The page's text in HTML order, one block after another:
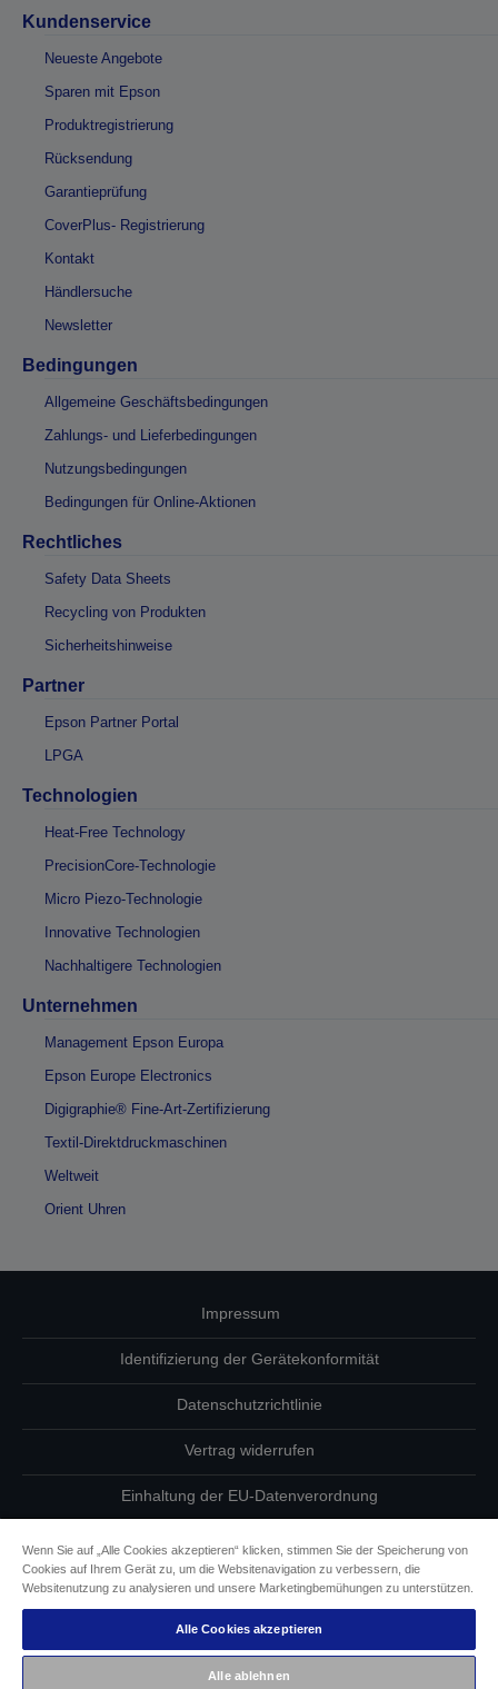
Kundenservice
Neueste Angebote
Sparen mit Epson
Produktregistrierung
Rücksendung
Garantieprüfung
CoverPlus- Registrierung
Kontakt
Händlersuche
Newsletter
Bedingungen
Allgemeine Geschäftsbedingungen
Zahlungs- und Lieferbedingungen
Nutzungsbedingungen
Bedingungen für Online-Aktionen
Rechtliches
Safety Data Sheets
Recycling von Produkten
Sicherheitshinweise
Partner
Epson Partner Portal
LPGA
Technologien
Heat-Free Technology
PrecisionCore-Technologie
Micro Piezo-Technologie
Innovative Technologien
Nachhaltigere Technologien
Unternehmen
Management Epson Europa
Epson Europe Electronics
Digigraphie® Fine-Art-Zertifizierung
Textil-Direktdruckmaschinen
Weltweit
Orient Uhren
Impressum
Identifizierung der Gerätekonformität
Datenschutzrichtlinie
Vertrag widerrufen
Einhaltung der EU-Datenverordnung
Informationen zu Cookies
Epson Engagement für Barrierefreiheit
Wenn Sie auf „Alle Cookies akzeptieren“ klicken, stimmen Sie der Speicherung von
Cookies auf Ihrem Gerät zu, um die Websitenavigation zu verbessern, die
Websitenutzung zu analysieren und unsere Marketingbemühungen zu unterstützen.
Alle Cookies akzeptieren
Alle ablehnen